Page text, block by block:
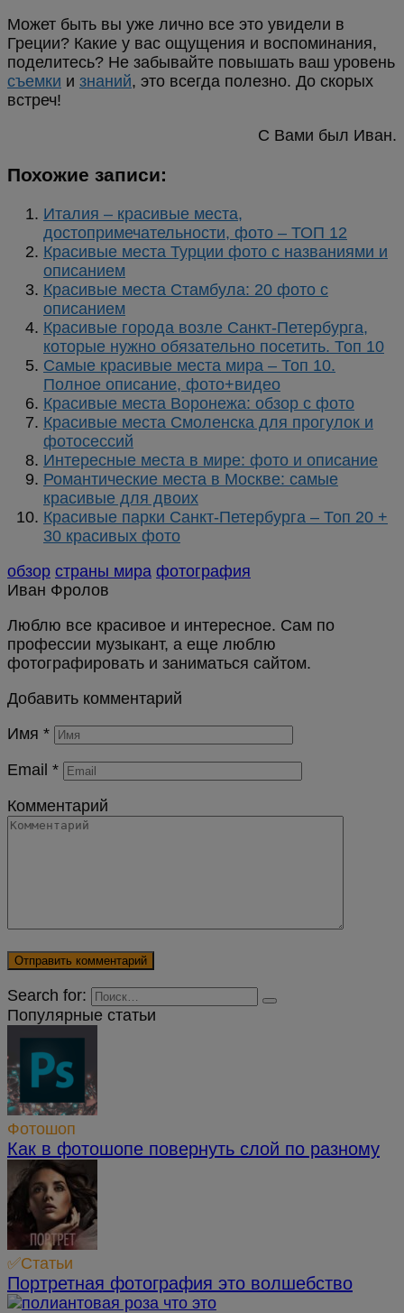
Может быть вы уже лично все это увидели в
Греции? Какие у вас ощущения и воспоминания,
поделитесь? Не забывайте повышать ваш уровень
съемки и знаний, это всегда полезно. До скорых
встреч!
С Вами был Иван.
Похожие записи:
Италия – красивые места,
достопримечательности, фото – ТОП 12
Красивые места Турции фото с названиями и
описанием
Красивые места Стамбула: 20 фото с
описанием
Красивые города возле Санкт-Петербурга,
которые нужно обязательно посетить. Топ 10
Самые красивые места мира – Топ 10.
Полное описание, фото+видео
Красивые места Воронежа: обзор с фото
Красивые места Смоленска для прогулок и
фотосессий
Интересные места в мире: фото и описание
Романтические места в Москве: самые
красивые для двоих
Красивые парки Санкт-Петербурга – Топ 20 +
30 красивых фото
обзор страны мира фотография
Иван Фролов
Люблю все красивое и интересное. Сам по
профессии музыкант, а еще люблю
фотографировать и заниматься сайтом.
Добавить комментарий
Имя *
Email *
Комментарий
Search for:
Популярные статьи
Фотошоп
Как в фотошопе повернуть слой по разному
✅Статьи
Портретная фотография это волшебство